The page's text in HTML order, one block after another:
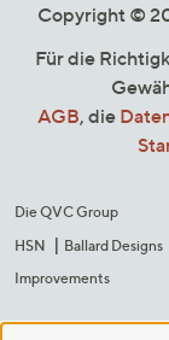
Copyright ©
Für die
AGB, die
Die QVC Group
HSN
Ballard Designs
Improvements